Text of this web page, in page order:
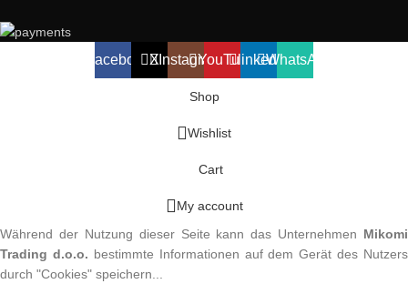
FacebookX InstagramYouTubelinkedinWhatsApp
Shop
Wishlist
Cart
My account
Während der Nutzung dieser Seite kann das Unternehmen Mikomi
Trading d.o.o. bestimmte Informationen auf dem Gerät des Nutzers
durch "Cookies" speichern...